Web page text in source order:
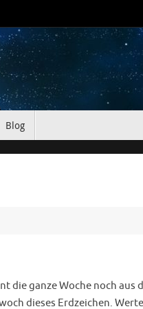
Blog
die ganze Woche noch aus
dieses Erdzeichen.